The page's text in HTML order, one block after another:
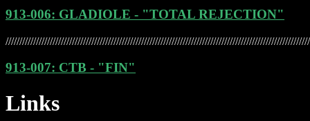
913-006: GLADIOLE - "TOTAL REJECTION"
//////////////////////////////////////////////////////////////////////////////////////////////////////////////
913-007: CTB - "FIN"
Links